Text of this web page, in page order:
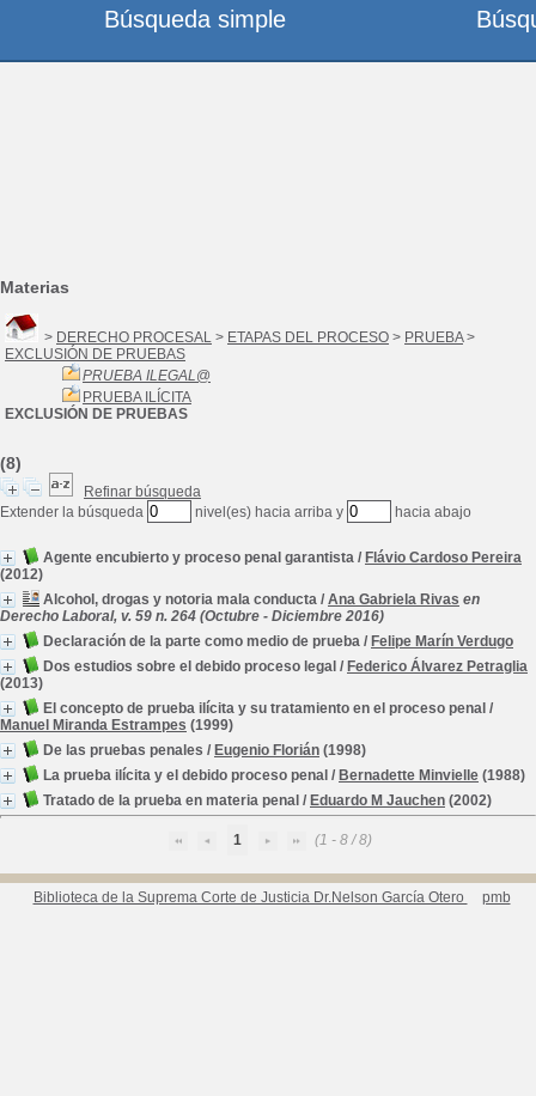
Materias
> DERECHO PROCESAL > ETAPAS DEL PROCESO > PRUEBA>
EXCLUSIÓN DE PRUEBAS
PRUEBA ILEGAL@
PRUEBA ILÍCITA
EXCLUSIÓN DE PRUEBAS
(8)
Refinar búsqueda
Extender la búsqueda
nivel(es) hacia arriba y hacia abajo
Agente encubierto y proceso penal garantista / Flávio Cardoso Pereira
(2012)
Alcohol, drogas y notoria mala conducta / Ana Gabriela Rivas en
Derecho Laboral, v. 59 n. 264 (Octubre - Diciembre 2016)
Declaración de la parte como medio de prueba / Felipe Marín Verdugo
Dos estudios sobre el debido proceso legal / Federico Álvarez Petraglia
(2013)
El concepto de prueba ilícita y su tratamiento en el proceso penal /
Manuel Miranda Estrampes (1999)
De las pruebas penales / Eugenio Florián (1998)
La prueba ilícita y el debido proceso penal / Bernadette Minvielle (1988)
Tratado de la prueba en materia penal / Eduardo M Jauchen (2002)
1 (1 - 8 / 8)
Biblioteca de la Suprema Corte de Justicia Dr.Nelson García Otero pmb
Búsqueda simple